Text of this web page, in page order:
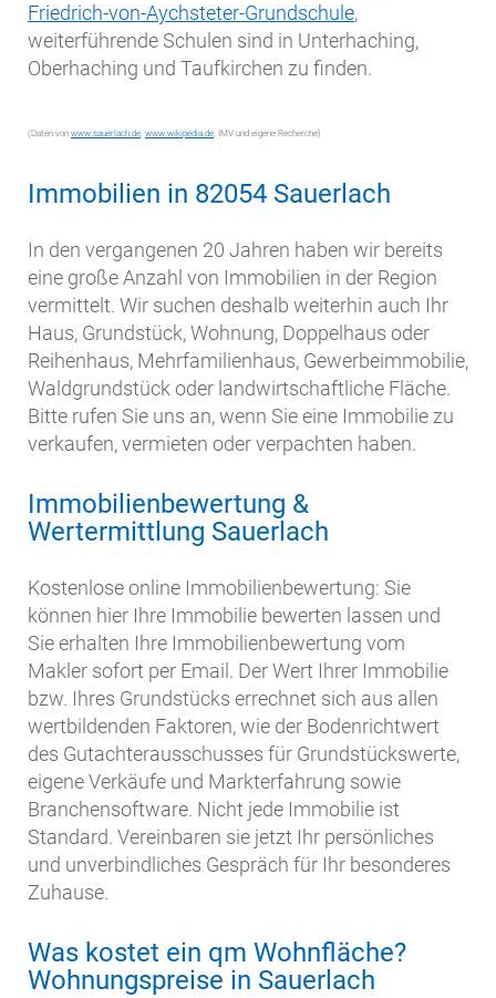
Friedrich-von-Aychsteter-Grundschule,
weiterführende Schulen sind in Unterhaching,
Oberhaching und Taufkirchen zu finden.
(Daten von www.sauerlach.de, www.wikipedia.de, IMV und eigene Recherche)
Immobilien in 82054 Sauerlach
In den vergangenen 20 Jahren haben wir bereits
eine große Anzahl von Immobilien in der Region
vermittelt. Wir suchen deshalb weiterhin auch Ihr
Haus, Grundstück, Wohnung, Doppelhaus oder
Reihenhaus, Mehrfamilienhaus, Gewerbeimmobilie,
Waldgrundstück oder landwirtschaftliche Fläche.
Bitte rufen Sie uns an, wenn Sie eine Immobilie zu
verkaufen, vermieten oder verpachten haben.
Immobilienbewertung &
Wertermittlung Sauerlach
Kostenlose online Immobilienbewertung: Sie
können hier Ihre Immobilie bewerten lassen und
Sie erhalten Ihre Immobilienbewertung vom
Makler sofort per Email. Der Wert Ihrer Immobilie
bzw. Ihres Grundstücks errechnet sich aus allen
wertbildenden Faktoren, wie der Bodenrichtwert
des Gutachterausschusses für Grundstückswerte,
eigene Verkäufe und Markterfahrung sowie
Branchensoftware. Nicht jede Immobilie ist
Standard. Vereinbaren sie jetzt Ihr persönliches
und unverbindliches Gespräch für Ihr besonderes
Zuhause.
Was kostet ein qm Wohnfläche?
Wohnungspreise in Sauerlach